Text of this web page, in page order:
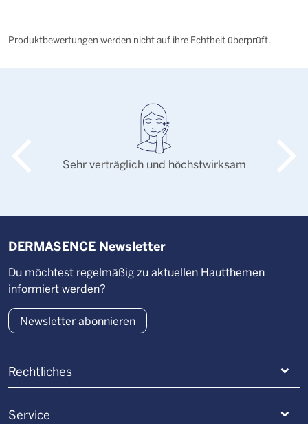
Produktbewertungen werden nicht auf ihre Echtheit überprüft.
Sehr verträglich und höchstwirksam
Rechtliches
Service
DERMASENCE Newsletter
Du möchtest regelmäßig zu aktuellen Hautthemen
informiert werden?
Newsletter abonnieren